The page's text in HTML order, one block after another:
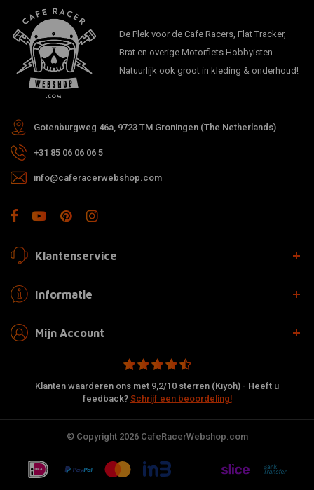
De Plek voor de Cafe Racers, Flat Tracker,
Brat en overige Motorfiets Hobbyisten.
Natuurlijk ook groot in kleding & onderhoud!
Gotenburgweg 46a, 9723 TM Groningen (The Netherlands)
+31 85 06 06 06 5
info@caferacerwebshop.com
Klantenservice
Informatie
Mijn Account
Klanten waarderen ons met 9,2/10 sterren (Kiyoh) - Heeft u
feedback? Schrijf een beoordeling!
© Copyright 2026 CafeRacerWebshop.com